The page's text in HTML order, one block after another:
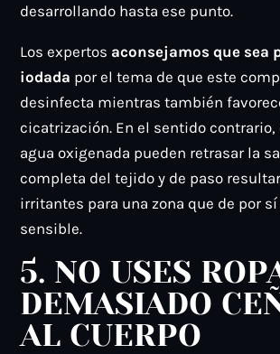
desarrollando hasta ese punto.
Los expertos aconsejamos que sea
iodada por el tema de que este
desinfecta mientras también
cicatrización. En el sentido contrario,
agua oxigenada pueden retrasar la
completa del tejido y de paso
irritantes para una zona que de por
sensible.
5. NO USES
DEMASIADO
AL CUERPO